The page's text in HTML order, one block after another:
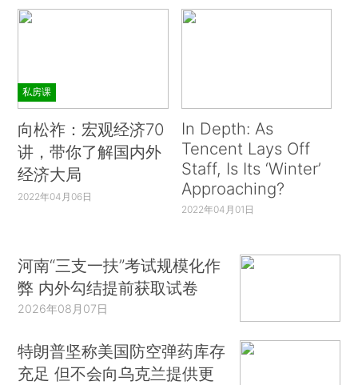
私房课
向松祚：宏观经济70
讲，带你了解国内外
经济大局
2022年04月06日
In Depth: As
Tencent Lays Off
Staff, Is Its ‘Winter’
Approaching?
2022年04月01日
河南“三支一扶”考试规模化作
弊 内外勾结提前获取试卷
2026年08月07日
特朗普坚称美国防空弹药库存
充足 但不会向乌克兰提供更